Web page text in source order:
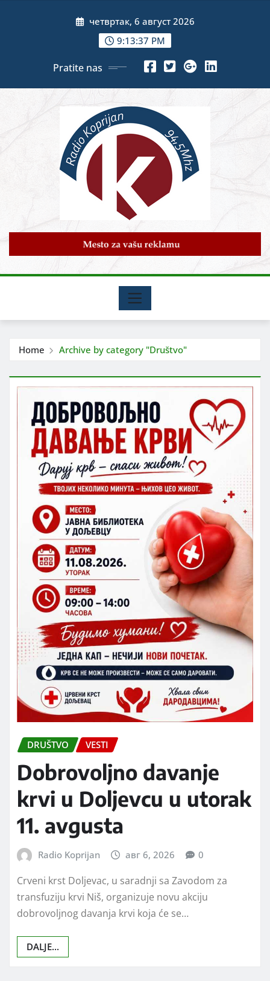
четвртак, 6 август 2026
9:13:39 PM
Pratite nas
Home Archive by category "Društvo"
DRUŠTVO VESTI
Dobrovoljno davanje
krvi u Doljevcu u utorak
11. avgusta
Radio Koprijan авг 6, 2026 0
Crveni krst Doljevac, u saradnji sa Zavodom za
transfuziju krvi Niš, organizuje novu akciju
dobrovoljnog davanja krvi koja će se…
DALJE...